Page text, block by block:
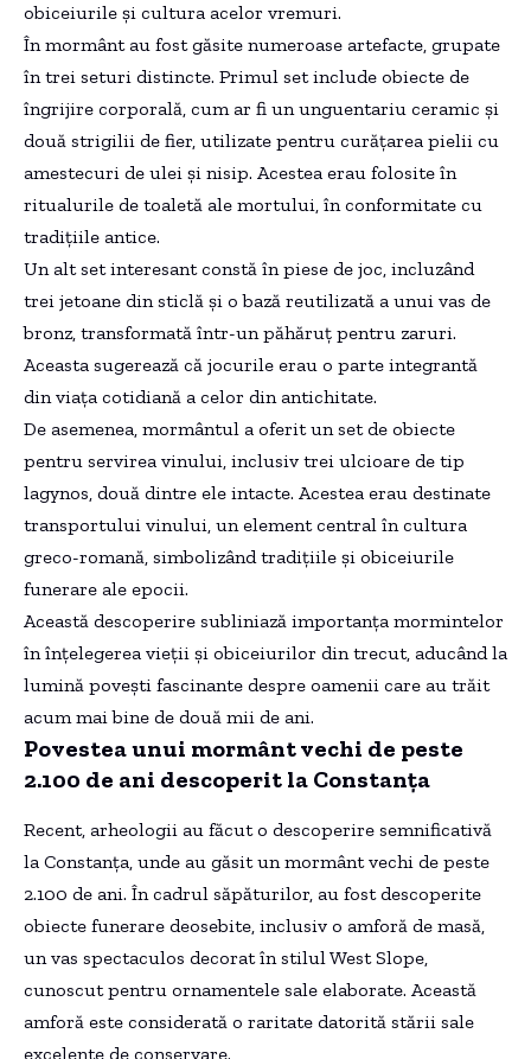
obiceiurile și cultura acelor vremuri.
În mormânt au fost găsite numeroase artefacte, grupate
în trei seturi distincte. Primul set include obiecte de
îngrijire corporală, cum ar fi un unguentariu ceramic și
două strigilii de fier, utilizate pentru curățarea pielii cu
amestecuri de ulei și nisip. Acestea erau folosite în
ritualurile de toaletă ale mortului, în conformitate cu
tradițiile antice.
Un alt set interesant constă în piese de joc, incluzând
trei jetoane din sticlă și o bază reutilizată a unui vas de
bronz, transformată într-un păhăruț pentru zaruri.
Aceasta sugerează că jocurile erau o parte integrantă
din viața cotidiană a celor din antichitate.
De asemenea, mormântul a oferit un set de obiecte
pentru servirea vinului, inclusiv trei ulcioare de tip
lagynos, două dintre ele intacte. Acestea erau destinate
transportului vinului, un element central în cultura
greco-romană, simbolizând tradițiile și obiceiurile
funerare ale epocii.
Această descoperire subliniază importanța mormintelor
în înțelegerea vieții și obiceiurilor din trecut, aducând la
lumină povești fascinante despre oamenii care au trăit
acum mai bine de două mii de ani.
Povestea unui mormânt vechi de peste
2.100 de ani descoperit la Constanța
Recent, arheologii au făcut o descoperire semnificativă
la Constanța, unde au găsit un mormânt vechi de peste
2.100 de ani. În cadrul săpăturilor, au fost descoperite
obiecte funerare deosebite, inclusiv o amforă de masă,
un vas spectaculos decorat în stilul West Slope,
cunoscut pentru ornamentele sale elaborate. Această
amforă este considerată o raritate datorită stării sale
excelente de conservare.